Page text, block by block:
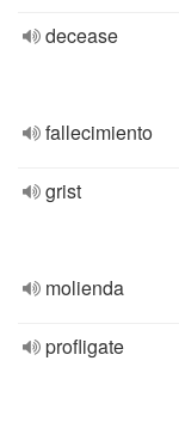
decease
fallecimiento
grist
molienda
profligate